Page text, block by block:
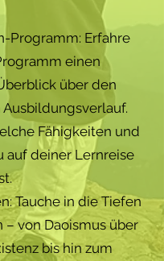
Programm: Erfahre
einen
über den
Fähigkeiten und
auf deiner Lernreise
Tauche in die Tiefen
– von Daoismus über
bis hin zum